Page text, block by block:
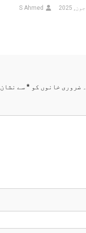
S Ahmed
ضروری خانوں کو *سے